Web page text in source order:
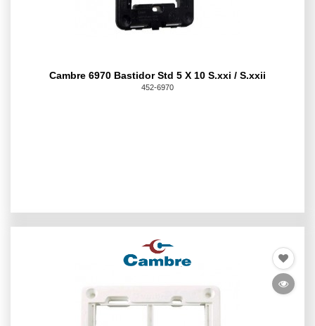
Cambre 6970 Bastidor Std 5 X 10 S.xxi / S.xxii
452-6970